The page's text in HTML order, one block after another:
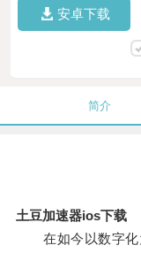
安卓下载
简介
土豆加速器ios下载
在如今以数字化